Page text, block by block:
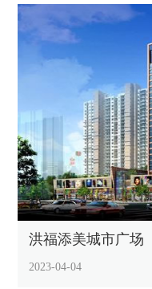
洪福添美城市广场
2023-04-04